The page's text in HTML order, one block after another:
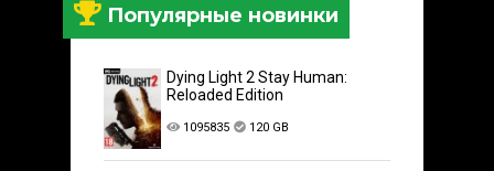
Популярные новинки
Dying Light 2 Stay Human:
Reloaded Edition
1095835 120 GB